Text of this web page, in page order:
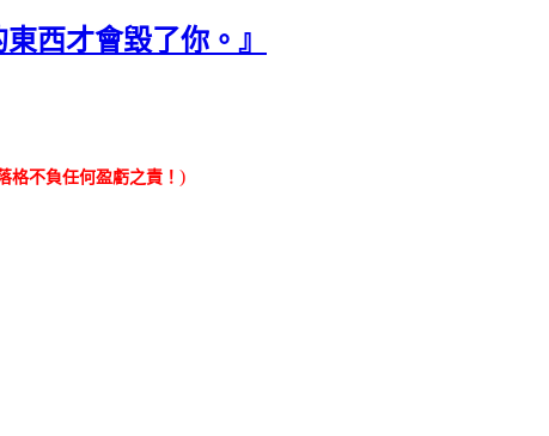
西才會毀了你。』
格不負任何盈虧之責！ )